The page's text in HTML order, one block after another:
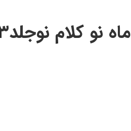
ماه نو کلام نوجلد۳ – دعاها و ذکرها – آغاز کار با نام خدا …